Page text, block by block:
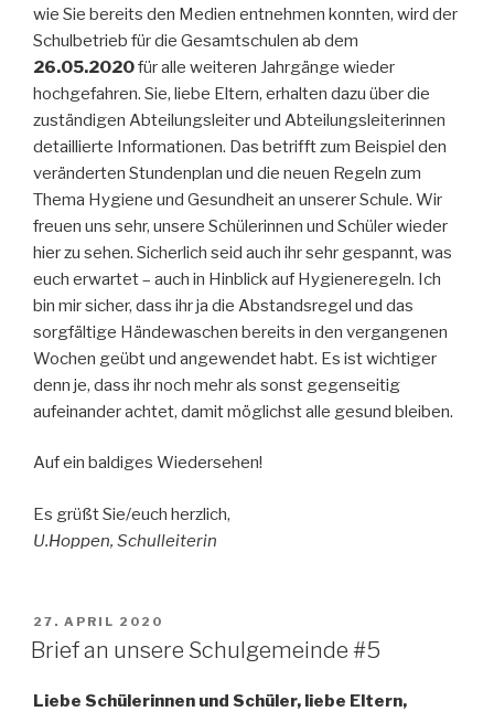
wie Sie bereits den Medien entnehmen konnten, wird der
Schulbetrieb für die Gesamtschulen ab dem
26.05.2020für alle weiteren Jahrgänge wieder
hochgefahren. Sie, liebe Eltern, erhalten dazu über die
zuständigen Abteilungsleiter und Abteilungsleiterinnen
detaillierte Informationen. Das betrifft zum Beispiel den
veränderten Stundenplan und die neuen Regeln zum
Thema Hygiene und Gesundheit an unserer Schule. Wir
freuen uns sehr, unsere Schülerinnen und Schüler wieder
hier zu sehen. Sicherlich seid auch ihr sehr gespannt, was
euch erwartet – auch in Hinblick auf Hygieneregeln. Ich
bin mir sicher, dass ihr ja die Abstandsregel und das
sorgfältige Händewaschen bereits in den vergangenen
Wochen geübt und angewendet habt. Es ist wichtiger
denn je, dass ihr noch mehr als sonst gegenseitig
aufeinander achtet, damit möglichst alle gesund bleiben.
Auf ein baldiges Wiedersehen!
Es grüßt Sie/euch herzlich,
U.Hoppen, Schulleiterin
VERÖFFENTLICHT
AM
27. APRIL 2020
Brief an unsere Schulgemeinde #5
Liebe Schülerinnen und Schüler, liebe Eltern,